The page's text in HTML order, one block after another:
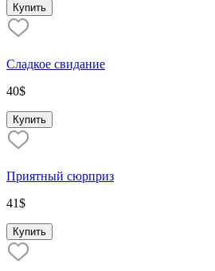
Купить
Сладкое свидание
40$
Купить
Приятный сюрприз
41$
Купить